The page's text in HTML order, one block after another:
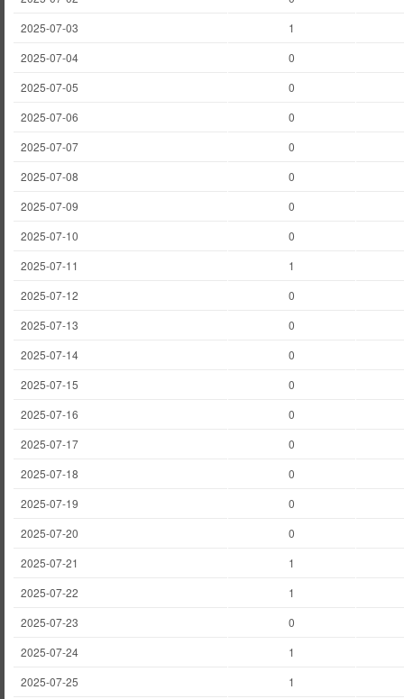
2025-07-03
1
2025-07-04
0
2025-07-05
0
2025-07-06
0
2025-07-07
0
2025-07-08
0
2025-07-09
0
2025-07-10
0
2025-07-11
1
2025-07-12
0
2025-07-13
0
2025-07-14
0
2025-07-15
0
2025-07-16
0
2025-07-17
0
2025-07-18
0
2025-07-19
0
2025-07-20
0
2025-07-21
1
2025-07-22
1
2025-07-23
0
2025-07-24
1
2025-07-25
1